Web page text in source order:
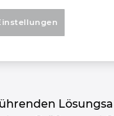
für Ihre